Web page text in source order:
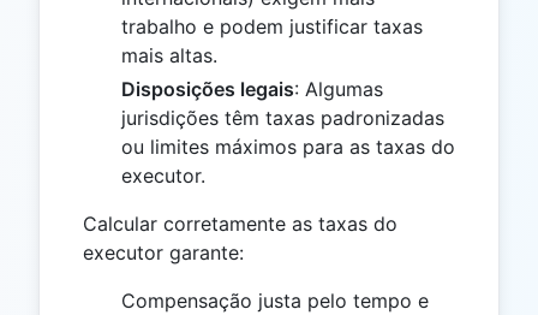
trabalho e podem justificar taxas
mais altas.
Disposições legais: Algumas
jurisdições têm taxas padronizadas
ou limites máximos para as taxas do
executor.
Calcular corretamente as taxas do
executor garante:
Compensação justa pelo tempo e